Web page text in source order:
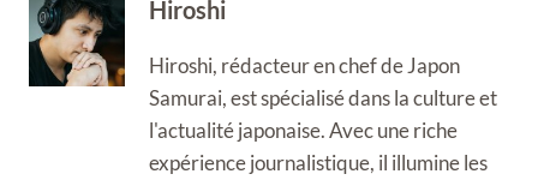
Hiroshi
Hiroshi, rédacteur en chef de Japon
Samurai, est spécialisé dans la culture et
l'actualité japonaise. Avec une riche
expérience journalistique, il illumine les